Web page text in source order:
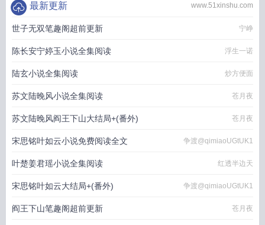
www.51xinshu.com
最新更新
世子无双笔趣阁超前更新 宁峥
陈长安宁婷玉小说全集阅读 浮生一诺
陆玄小说全集阅读 炒方便面
苏文陆晚风小说全集阅读 苍月夜
苏文陆晚风阎王下山大结局+(番外) 苍月夜
宋思铭叶如云小说免费阅读全文 争渡@qimiaoUGtUK1
叶楚姜君瑶小说全集阅读 红透半边天
宋思铭叶如云大结局+(番外) 争渡@qimiaoUGtUK1
阎王下山笔趣阁超前更新 苍月夜